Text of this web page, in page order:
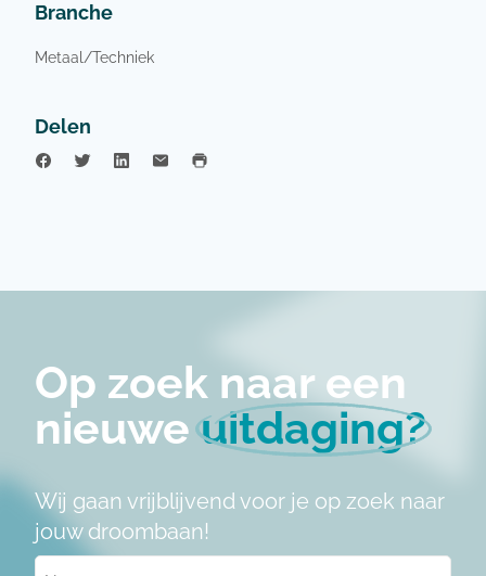
Branche
Metaal/Techniek
Delen
Op zoek naar een
nieuweuitdaging?
Wij gaan vrijblijvend voor je op zoek naar
jouw droombaan!